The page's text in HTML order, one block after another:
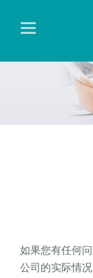
如果您有任何
公司的实际情